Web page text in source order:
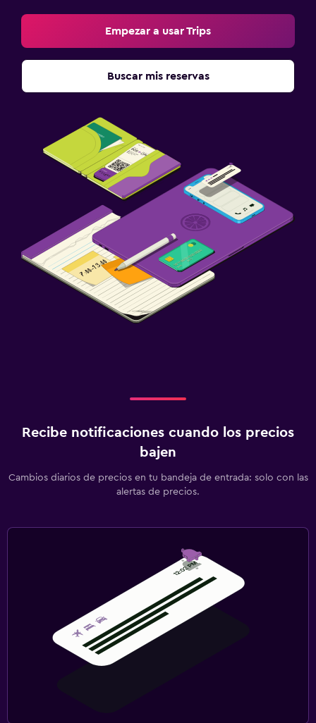
Empezar a usar Trips
Buscar mis reservas
Recibe notificaciones cuando los precios
bajen
Cambios diarios de precios en tu bandeja de entrada: solo con las
alertas de precios.